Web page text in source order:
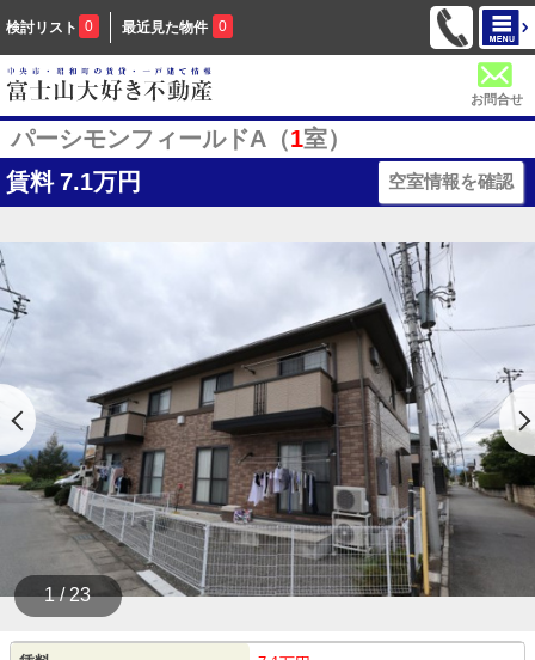
検討リスト 0 最近見た物件 0
お問合せ
パーシモンフィールドA（1室）
賃料 7.1万円 空室情報を確認
1 / 23